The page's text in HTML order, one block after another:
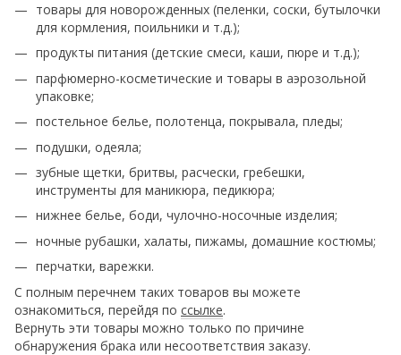
товары для новорожденных (пеленки, соски, бутылочки
для кормления, поильники и т.д.);
продукты питания (детские смеси, каши, пюре и т.д.);
парфюмерно-косметические и товары в аэрозольной
упаковке;
постельное белье, полотенца, покрывала, пледы;
подушки, одеяла;
зубные щетки, бритвы, расчески, гребешки,
инструменты для маникюра, педикюра;
нижнее белье, боди, чулочно-носочные изделия;
ночные рубашки, халаты, пижамы, домашние костюмы;
перчатки, варежки.
С полным перечнем таких товаров вы можете
ознакомиться, перейдя по ссылке.
Вернуть эти товары можно только по причине
обнаружения брака или несоответствия заказу.